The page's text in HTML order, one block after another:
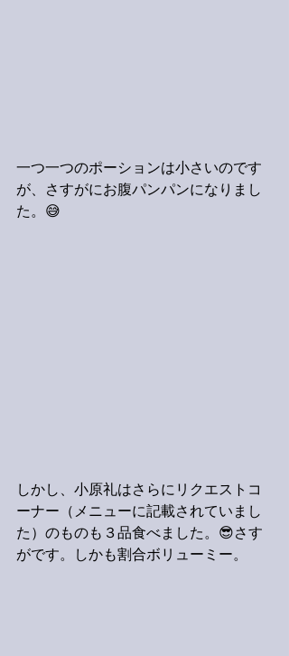
一つ一つのポーションは小さいのです
が、さすがにお腹パンパンになりまし
た。😅
しかし、小原礼はさらにリクエストコ
ーナー（メニューに記載されていまし
た）のものも３品食べました。😎さす
がです。しかも割合ボリューミー。